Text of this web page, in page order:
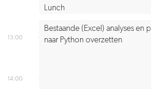
13:00
14:00
Lunch
Bestaande (Excel) analyses en
naar Python overzetten